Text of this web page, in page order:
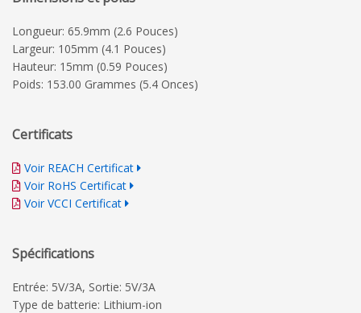
Longueur: 65.9mm (2.6 Pouces)
Largeur: 105mm (4.1 Pouces)
Hauteur: 15mm (0.59 Pouces)
Poids: 153.00 Grammes (5.4 Onces)
Certificats
Voir REACH Certificat
Voir RoHS Certificat
Voir VCCI Certificat
Spécifications
Entrée: 5V/3A, Sortie: 5V/3A
Type de batterie: Lithium-ion